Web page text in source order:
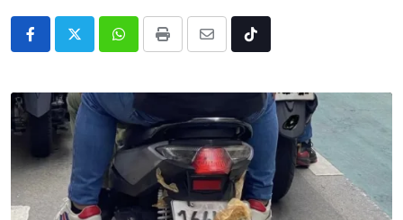
Whatsapp
Print
Share
Email
Tiktok